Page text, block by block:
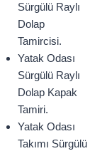
Sürgülü Raylı
Dolap
Tamircisi.
Yatak Odası
Sürgülü Raylı
Dolap Kapak
Tamiri.
Yatak Odası
Takımı Sürgülü